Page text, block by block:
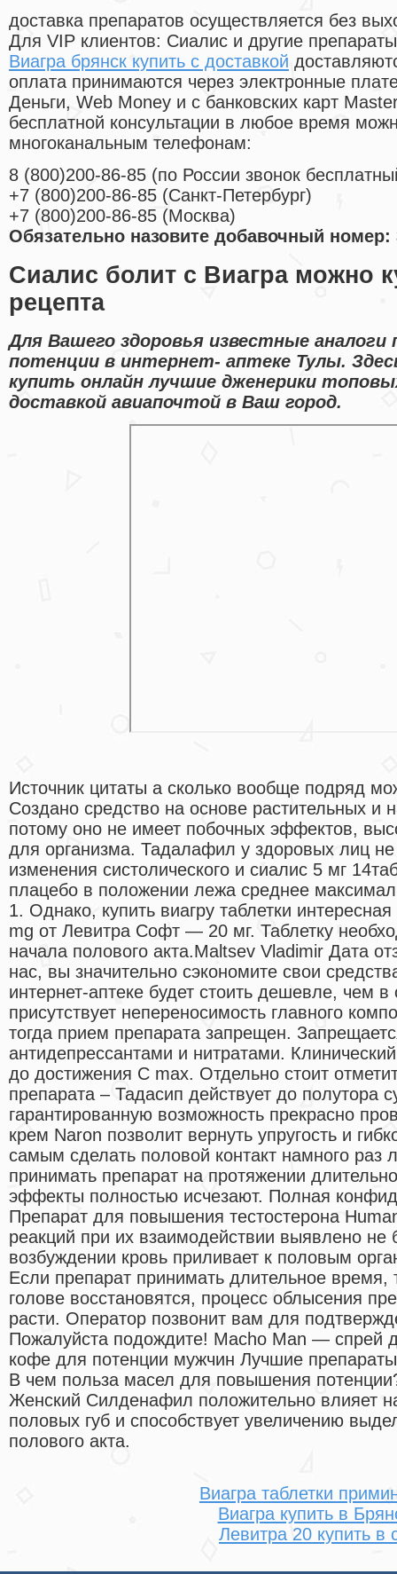
доставка препаратов осуществляется без
Для VIP клиентов: Сиалис и другие
Виагра брянск купить с доставкой
оплата принимаются через электронные
Деньги, Web Money и с банковских карт
бесплатной консультации в любое время
многоканальным телефонам:
8 (800)200-86-85 (по России звонок
+7 (800)200-86-85 (Санкт-Петербург)
+7 (800)200-86-85 (Москва)
Обязательно назовите добавочный номер:
Сиалис болит с Виагра можно
рецепта
Для Вашего здоровья известные аналоги
потенции в интернет- аптеке Тулы.
купить онлайн лучшие дженерики
доставкой авиапочтой в Ваш город.
Источник цитаты а сколько вообще подряд
Создано средство на основе растительных и
потому оно не имеет побочных эффектов,
для организма. Тадалафил у здоровых лиц не
изменения систолического и сиалис 5 мг
плацебо в положении лежа среднее
1. Однако, купить виагру таблетки
mg от Левитра Софт — 20 мг. Таблетку
начала полового акта.Maltsev Vladimir Дата
нас, вы значительно сэкономите свои
интернет-аптеке будет стоить дешевле, чем
присутствует непереносимость главного
тогда прием препарата запрещен.
антидепрессантами и нитратами.
до достижения C max. Отдельно стоит
препарата – Тадасип действует до полутора
гарантированную возможность прекрасно
крем Naron позволит вернуть упругость и
самым сделать половой контакт намного раз
принимать препарат на протяжении
эффекты полностью исчезают. Полная
Препарат для повышения тестостерона
реакций при их взаимодействии выявлено
возбуждении кровь приливает к половым
Если препарат принимать длительное время,
голове восстановятся, процесс облысения
расти. Оператор позвонит вам для
Пожалуйста подождите! Macho Man — спрей
кофе для потенции мужчин Лучшие
В чем польза масел для повышения
Женский Силденафил положительно влияет
половых губ и способствует увеличению
полового акта.
Виагра таблетки
Виагра купить в
Левитра 20 купить в